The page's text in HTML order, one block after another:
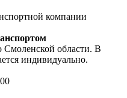
компании
Смоленской области. В
индивидуально.